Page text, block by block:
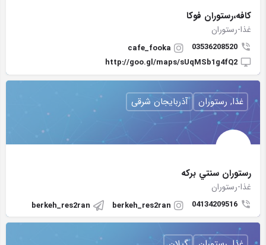
کافه،رستوران فوکا
غذا-رستوران
03536208520
cafe_fooka
http://goo.gl/maps/sUqMSb1g4fQ2
رستوران سنتي بركه
غذا-رستوران
04134209516
berkeh_res2ran
berkeh_res2ran
غذا, رستوران آذربایجان شرقی